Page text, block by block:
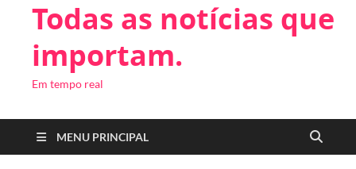
Todas as notícias que
importam.
Em tempo real
MENU PRINCIPAL